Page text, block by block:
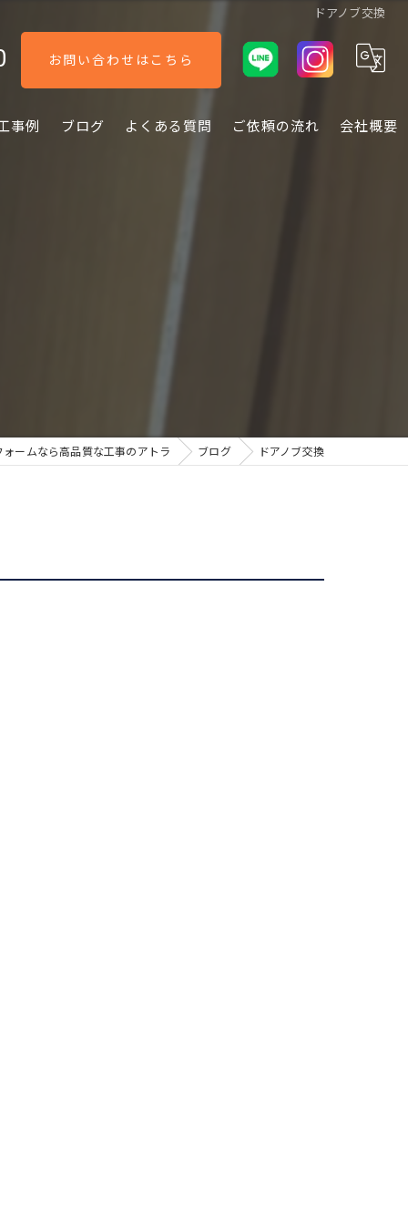
ドアノブ交換
お問い合わせはこちら
事例 ブログ よくある質問 ご依頼の流れ 会社概要
ォームなら高品質な工事のアトラ ブログ ドアノブ交換